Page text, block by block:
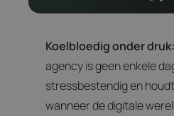
Koelbloedig onder druk:
agency is geen enkele
stressbestendig en
wanneer de digitale